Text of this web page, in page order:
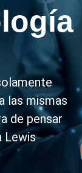
las mismas
de pensar
Lewis